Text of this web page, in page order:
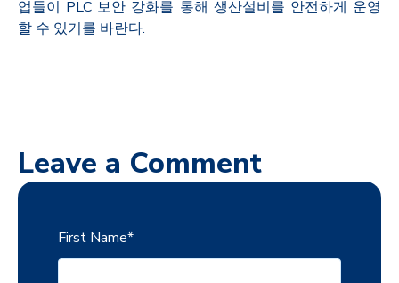
업들이 PLC 보안 강화를 통해 생산설비를 안전하게 운영
할 수 있기를 바란다.
Leave a Comment
First Name*